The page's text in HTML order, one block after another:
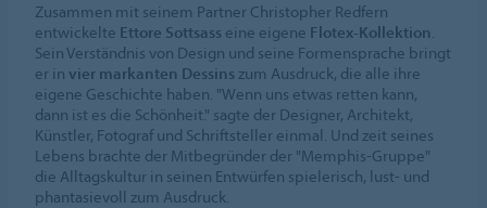
Zusammen mit seinem Partner Christopher Redfern
entwickelte Ettore Sottsass eine eigene Flotex-Kollektion.
Sein Verständnis von Design und seine Formensprache bringt
er in vier markanten Dessins zum Ausdruck, die alle ihre
eigene Geschichte haben. "Wenn uns etwas retten kann,
dann ist es die Schönheit." sagte der Designer, Architekt,
Künstler, Fotograf und Schriftsteller einmal. Und zeit seines
Lebens brachte der Mitbegründer der "Memphis-Gruppe"
die Alltagskultur in seinen Entwürfen spielerisch, lust- und
phantasievoll zum Ausdruck.